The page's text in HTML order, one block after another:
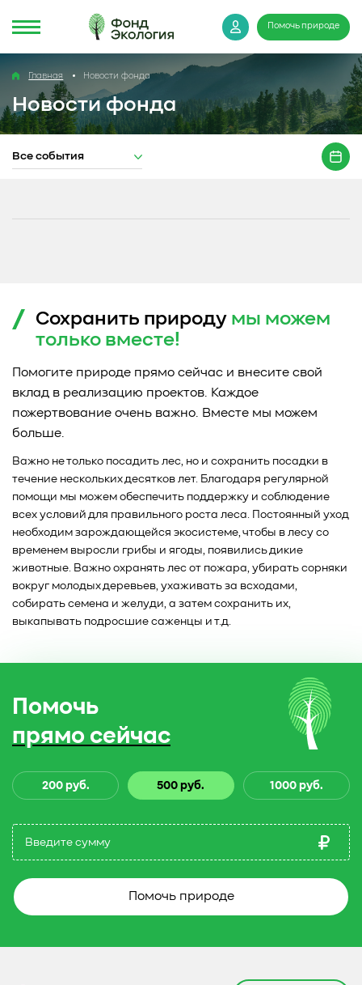
Помочь природе
Главная Новости фонда
Новости фонда
Все события
Сохранить природу мы можем
только вместе!
Помогите природе прямо сейчас и внесите свой
вклад в реализацию проектов. Каждое
пожертвование очень важно. Вместе мы можем
больше.
Важно не только посадить лес, но и сохранить посадки в
течение нескольких десятков лет. Благодаря регулярной
помощи мы можем обеспечить поддержку и соблюдение
всех условий для правильного роста леса. Постоянный уход
необходим зарождающейся экосистеме, чтобы в лесу со
временем выросли грибы и ягоды, появились дикие
животные. Важно охранять лес от пожара, убирать сорняки
вокруг молодых деревьев, ухаживать за всходами,
собирать семена и желуди, а затем сохранить их,
выкапывать подросшие саженцы и т.д.
Помочь
прямо сейчас
200 руб. 500 руб. 1000 руб.
Помочь природе